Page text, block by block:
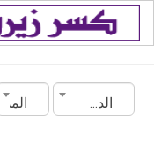
الدولة المدينة